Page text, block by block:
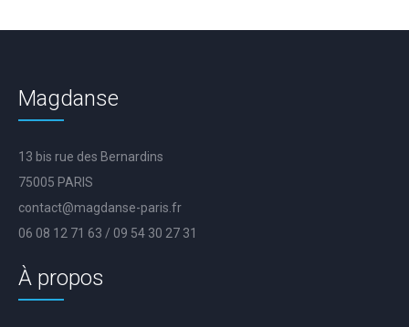
Magdanse
13 bis rue des Bernardins
75005 PARIS
contact@magdanse-paris.fr
06 08 12 71 63 / 09 54 30 27 31
À propos